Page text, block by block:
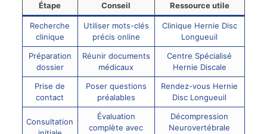
Étape Conseil Ressource utile
Recherche
clinique
Utiliser mots-clés
précis online
Clinique Hernie Disc
Longueuil
Préparation
dossier
Réunir documents
médicaux
Centre Spécialisé
Hernie Discale
Prise de
contact
Poser questions
préalables
Rendez-vous Hernie
Disc Longueuil
Consultation
Évaluation
complète avec
Décompression
Neurovertébrale